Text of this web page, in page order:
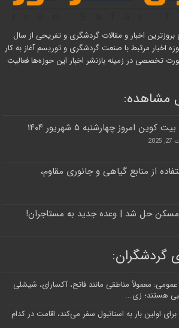
اخبار و مقالات گردشگری و تفریحی از سال
حوزه اخبار مرتبط با صنعت گردشگری و توریسم آغاز به کار
تخصصی در زمینه بازنشر اخبار این حوزه‌ها فعالیت
مشاهده:
کوین امروز چهارشنبه ۵ شهریور ۱۴۰۴
از منابع گیاهی و جانوری مقاوم،
حل شد | وعده جدید به مستاجران!
گردشگران:
معمولاً مناطقی مانند فاتح، آکسارای، شیشلی
هستند؛ زی...
اولین بار به استانبول سفر می‌کند، اقامت در کدام